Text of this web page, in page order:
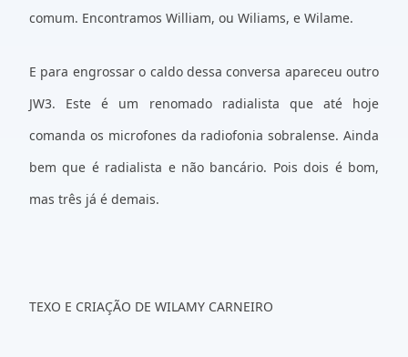
comum. Encontramos William, ou Wiliams, e Wilame.
E para engrossar o caldo dessa conversa apareceu outro
JW3. Este é um renomado radialista que até hoje
comanda os microfones da radiofonia sobralense. Ainda
bem que é radialista e não bancário. Pois dois é bom,
mas três já é demais.
TEXO E CRIAÇÃO DE WILAMY CARNEIRO